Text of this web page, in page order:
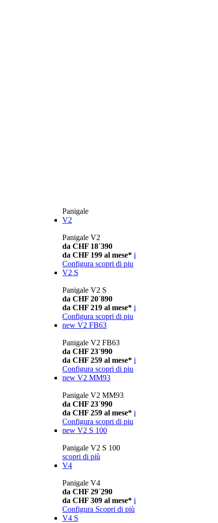
Panigale
V2
Panigale V2
da CHF 18´390
da CHF 199 al mese* i
Configura scopri di piu
V2 S
Panigale V2 S
da CHF 20´890
da CHF 219 al mese* i
Configura scopri di piu
new V2 FB63
Panigale V2 FB63
da CHF 23´990
da CHF 259 al mese* i
Configura scopri di piu
new V2 MM93
Panigale V2 MM93
da CHF 23´990
da CHF 259 al mese* i
Configura scopri di piu
new V2 S 100
Panigale V2 S 100
scopri di più
V4
Panigale V4
da CHF 29´290
da CHF 309 al mese* i
Configura Scopri di più
V4 S